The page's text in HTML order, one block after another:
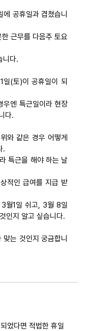
공휴일과 겹쳤습니
근무를 다음주 토요
니다.
(토)이 공휴일이 되
엔 특근일이라 현장
다.
와 같은 경우 어떻게
.
특근을 해야 하는 날
적인 급여를 지급 받
월1일 쉬고, 3월 8일
인지 알고 싶습니다.
는 것인지 궁금합니
었다면 적법한 휴일